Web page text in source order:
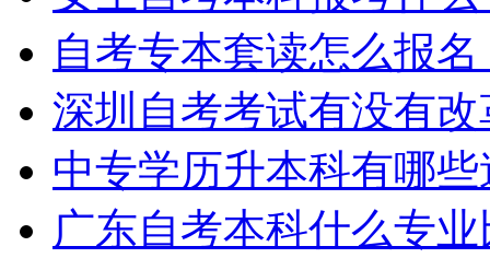
自考专本套读怎么报名
深圳自考考试有没有
中专学历升本科有哪
广东自考本科什么专